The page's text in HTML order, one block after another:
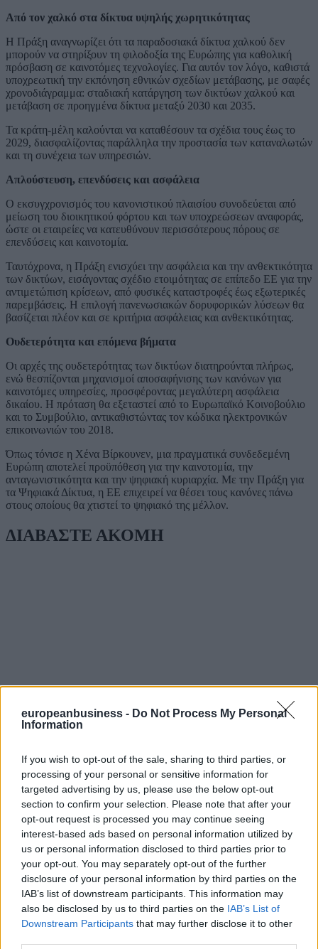
europeanbusiness - Do Not Process My Personal
Information
If you wish to opt-out of the sale, sharing to third parties, or
processing of your personal or sensitive information for
targeted advertising by us, please use the below opt-out
section to confirm your selection. Please note that after your
opt-out request is processed you may continue seeing
interest-based ads based on personal information utilized by
us or personal information disclosed to third parties prior to
your opt-out. You may separately opt-out of the further
disclosure of your personal information by third parties on the
IAB’s list of downstream participants. This information may
also be disclosed by us to third parties on the IAB’s List of
Downstream Participants that may further disclose it to other
Από τον χαλκό στα δίκτυα υψηλής χωρητικότητας
Η Πράξη αναγνωρίζει ότι τα παραδοσιακά δίκτυα χαλκού δεν
μπορούν να στηρίξουν τη φιλοδοξία της Ευρώπης για καθολική
πρόσβαση σε καινοτόμες τεχνολογίες. Για αυτόν τον λόγο, καθιστά
υποχρεωτική την εκπόνηση εθνικών σχεδίων μετάβασης, με σαφές
χρονοδιάγραμμα: σταδιακή κατάργηση των δικτύων χαλκού και
μετάβαση σε προηγμένα δίκτυα μεταξύ 2030 και 2035.
Τα κράτη-μέλη καλούνται να καταθέσουν τα σχέδια τους έως το
2029, διασφαλίζοντας παράλληλα την προστασία των καταναλωτών
και τη συνέχεια των υπηρεσιών.
Απλούστευση, επενδύσεις και ασφάλεια
Ο εκσυγχρονισμός του κανονιστικού πλαισίου συνοδεύεται από
μείωση του διοικητικού φόρτου και των υποχρεώσεων αναφοράς,
ώστε οι εταιρείες να κατευθύνουν περισσότερους πόρους σε
επενδύσεις και καινοτομία.
Ταυτόχρονα, η Πράξη ενισχύει την ασφάλεια και την ανθεκτικότητα
των δικτύων, εισάγοντας σχέδιο ετοιμότητας σε επίπεδο ΕΕ για την
αντιμετώπιση κρίσεων, από φυσικές καταστροφές έως εξωτερικές
παρεμβάσεις. Η επιλογή πανενωσιακών δορυφορικών λύσεων θα
βασίζεται πλέον και σε κριτήρια ασφάλειας και ανθεκτικότητας.
Ουδετερότητα και επόμενα βήματα
Οι αρχές της ουδετερότητας των δικτύων διατηρούνται πλήρως,
ενώ θεσπίζονται μηχανισμοί αποσαφήνισης των κανόνων για
καινοτόμες υπηρεσίες, προσφέροντας μεγαλύτερη ασφάλεια
δικαίου. Η πρόταση θα εξεταστεί από το Ευρωπαϊκό Κοινοβούλιο
και το Συμβούλιο, αντικαθιστώντας τον κώδικα ηλεκτρονικών
επικοινωνιών του 2018.
Όπως τόνισε η Χένα Βίρκουνεν, μια πραγματικά συνδεδεμένη
Ευρώπη αποτελεί προϋπόθεση για την καινοτομία, την
ανταγωνιστικότητα και την ψηφιακή κυριαρχία. Με την Πράξη για
τα Ψηφιακά Δίκτυα, η ΕΕ επιχειρεί να θέσει τους κανόνες πάνω
στους οποίους θα χτιστεί το ψηφιακό της μέλλον.
ΔΙΑΒΑΣΤΕ ΑΚΟΜΗ